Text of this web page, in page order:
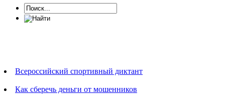
Всероссийский спортивный диктант
Как сберечь деньги от мошенников